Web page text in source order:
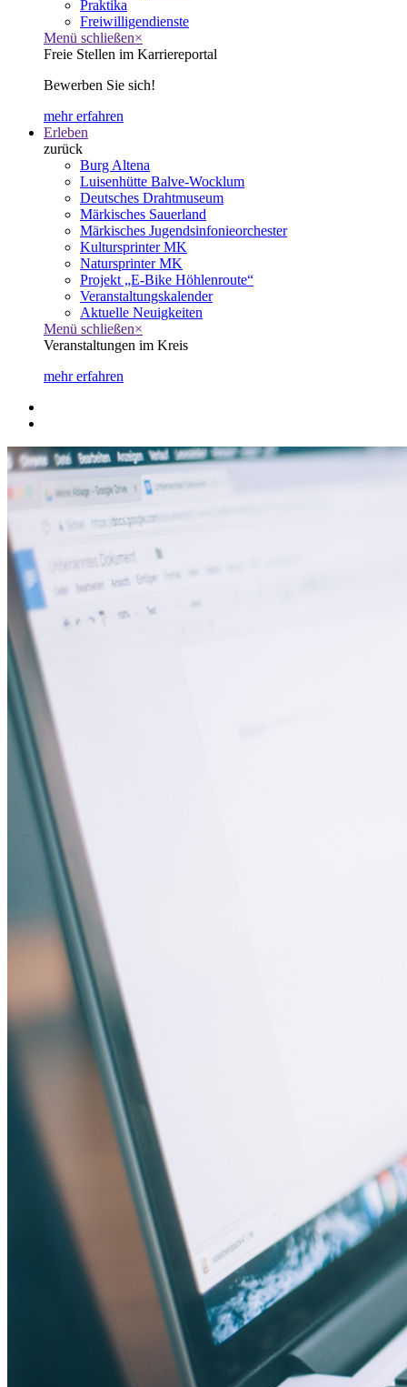
Praktika
Freiwilligendienste
Menü schließen×
Freie Stellen im Karriereportal
Bewerben Sie sich!
mehr erfahren
Erleben
zurück
Burg Altena
Luisenhütte Balve-Wocklum
Deutsches Drahtmuseum
Märkisches Sauerland
Märkisches Jugendsinfonieorchester
Kultursprinter MK
Natursprinter MK
Projekt „E-Bike Höhlenroute“
Veranstaltungskalender
Aktuelle Neuigkeiten
Menü schließen×
Veranstaltungen im Kreis
mehr erfahren